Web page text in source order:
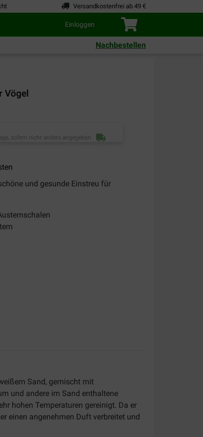
Versandkostenfrei ab 49 €
Einloggen
Nachbestellen
Vögel
sofern nicht anders angegeben
und gesunde Einstreu für
Sand, gemischt mit
und andere im Sand enthaltene
hohen Temperaturen gereinigt. Da er
einen angenehmen Duft verbreitet und